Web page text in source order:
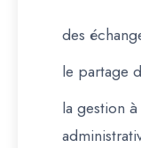
des
le partage
la gestion